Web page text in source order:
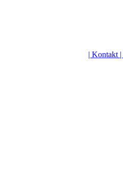
| Kontakt |